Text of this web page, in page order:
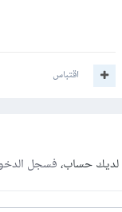
اقتباس
لديك حساب،فسجل